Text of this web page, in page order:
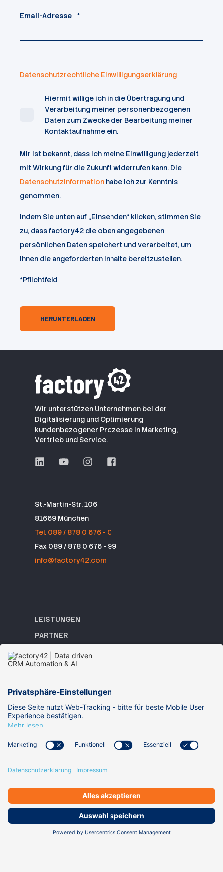
Email-Adresse *
Datenschutzrechtliche Einwilligungserklärung
Hiermit willige ich in die Übertragung und
Verarbeitung meiner personenbezogenen
Daten zum Zwecke der Bearbeitung meiner
Kontaktaufnahme ein.
Mir ist bekannt, dass ich meine Einwilligung jederzeit
mit Wirkung für die Zukunft widerrufen kann. Die
Datenschutzinformation habe ich zur Kenntnis
genommen.
Indem Sie unten auf „Einsenden“ klicken, stimmen Sie
zu, dass factory42 die oben angegebenen
persönlichen Daten speichert und verarbeitet, um
Ihnen die angeforderten Inhalte bereitzustellen.
*Pflichtfeld
Wir unterstützen Unternehmen bei der
Digitalisierung und Optimierung
kundenbezogener Prozesse in Marketing,
Vertrieb und Service.
St.-Martin-Str. 106
81669 München
Tel. 089 / 878 0 676 - 0
Fax 089 / 878 0 676 - 99
info@factory42.com
LEISTUNGEN
PARTNER
REFERENZEN
ACADEMY
WISSEN
ÜBER UNS
KARRIERE